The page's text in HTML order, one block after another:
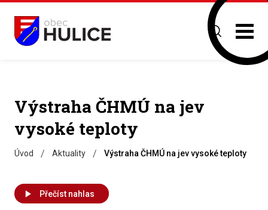
Výstraha ČHMÚ na jev
vysoké teploty
Úvod / Aktuality / Výstraha ČHMÚ na jev vysoké teploty
Přečíst nahlas